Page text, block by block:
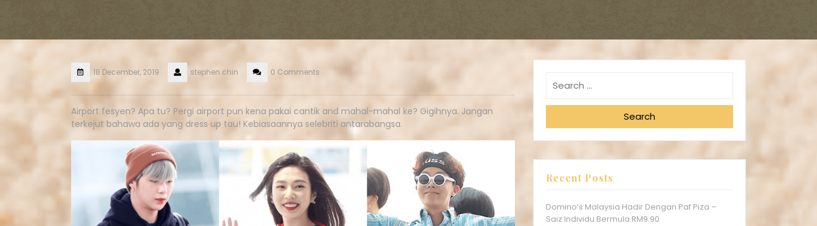
18 December, 2019 stephen.chin 0 Comments
Airport fesyen? Apa tu? Pergi airport pun kena pakai cantik and mahal-mahal ke? Gigihnya. Jangan
terkejut bahawa ada yang dress up tau! Kebiasaannya selebriti antarabangsa.
Search
Recent Posts
Domino’s Malaysia Hadir Dengan Paf Piza –
Saiz Individu Bermula RM9.90